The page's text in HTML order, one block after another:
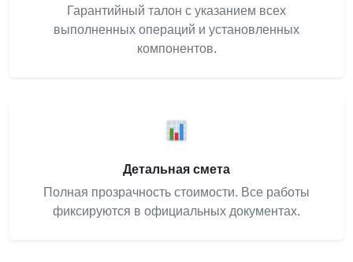
Гарантийный талон с указанием всех
выполненных операций и установленных
компонентов.
Детальная смета
Полная прозрачность стоимости. Все работы
фиксируются в официальных документах.